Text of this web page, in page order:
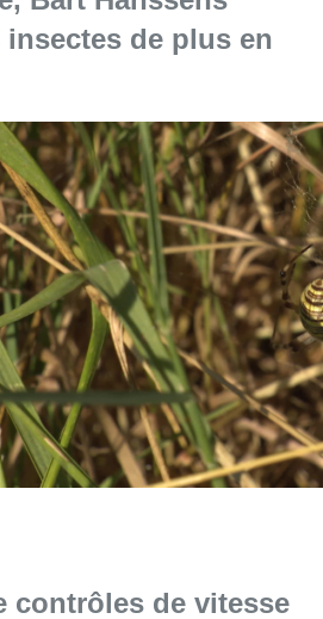
l'article "Au Moeraske, Bart
contrôles de vitesse
“Une moto a été
km/h sur l’avenue de